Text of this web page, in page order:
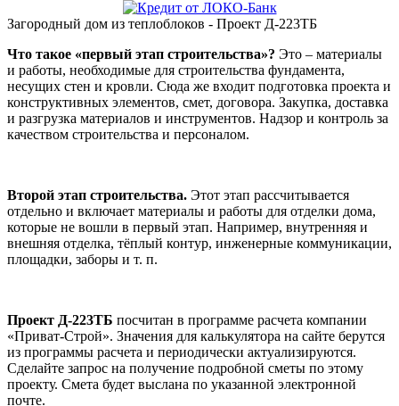
Загородный дом из теплоблоков - Проект Д-223ТБ
Что такое «первый этап строительства»? Это – материалы
и работы, необходимые для строительства фундамента,
несущих стен и кровли. Сюда же входит подготовка проекта и
конструктивных элементов, смет, договора. Закупка, доставка
и разгрузка материалов и инструментов. Надзор и контроль за
качеством строительства и персоналом.
Второй этап строительства. Этот этап рассчитывается
отдельно и включает материалы и работы для отделки дома,
которые не вошли в первый этап. Например, внутренняя и
внешняя отделка, тёплый контур, инженерные коммуникации,
площадки, заборы и т. п.
Проект Д-223ТБ посчитан в программе расчета компании
«Приват-Строй». Значения для калькулятора на сайте берутся
из программы расчета и периодически актуализируются.
Сделайте запрос на получение подробной сметы по этому
проекту. Смета будет выслана по указанной электронной
почте.